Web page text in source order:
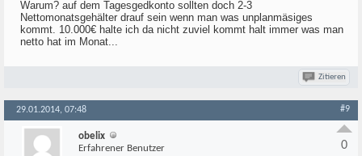
Warum? auf dem Tagesgedkonto sollten doch 2-3
Nettomonatsgehälter drauf sein wenn man was unplanmäsiges
kommt. 10.000€ halte ich da nicht zuviel kommt halt immer was man
netto hat im Monat...
Zitieren
29.01.2014, 07:48 #9
obelix
Erfahrener Benutzer
0